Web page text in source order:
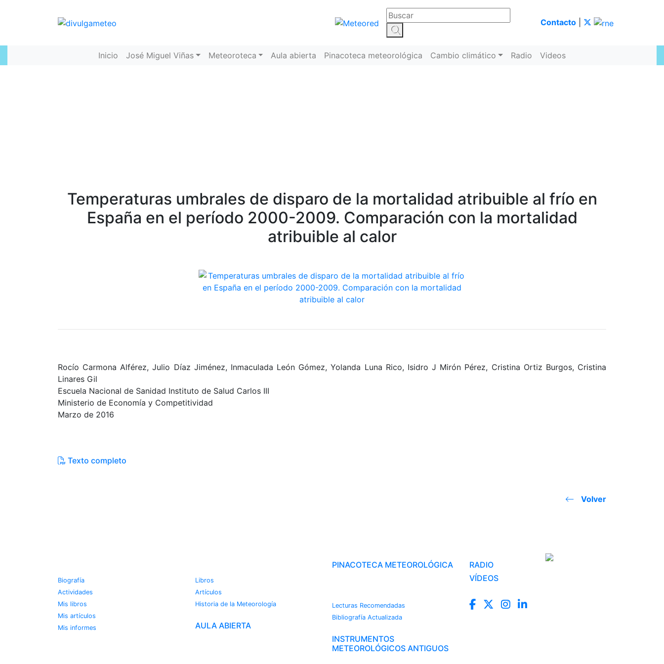
Contacto
Inicio José Miguel Viñas Meteoroteca Aula abierta Pinacoteca meteorológica Cambio climático Radio Videos
Temperaturas umbrales de disparo de la mortalidad atribuible al frío en
España en el período 2000-2009. Comparación con la mortalidad
atribuible al calor
Rocío Carmona Alférez, Julio Díaz Jiménez, Inmaculada León Gómez, Yolanda Luna Rico, Isidro J Mirón Pérez, Cristina Ortiz Burgos, Cristina
Linares Gil
Escuela Nacional de Sanidad Instituto de Salud Carlos III
Ministerio de Economía y Competitividad
Marzo de 2016
Texto completo
Volver
Biografía
Actividades
Mis libros
Mis artículos
Mis informes
Libros
Artículos
Historia de la Meteorología
AULA ABIERTA
PINACOTECA METEOROLÓGICA
Lecturas Recomendadas
Bibliografía Actualizada
INSTRUMENTOS
METEOROLÓGICOS ANTIGUOS
RADIO
VÍDEOS